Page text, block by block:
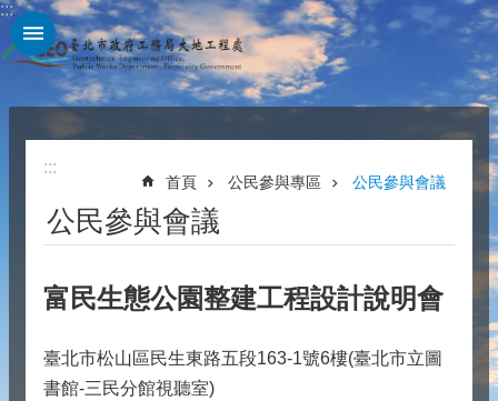
跳到主要內容區塊
:::
:::
首頁 公民參與專區 公民參與會議
公民參與會議
富民生態公園整建工程設計說明會
臺北市松山區民生東路五段163-1號6樓(臺北市立圖
書館-三民分館視聽室)